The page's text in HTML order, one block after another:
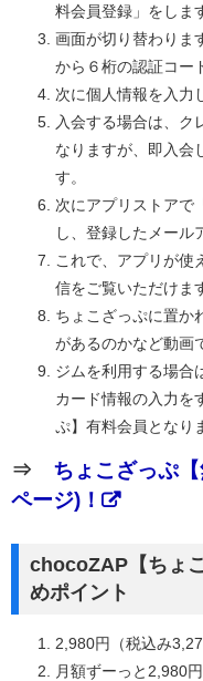
料会員登録」をしま
画面が切り替わりま
から６桁の認証コー
次に個人情報を入力
入会する場合は、ク
なりますが、即入会
す。
次にアプリストアで
し、登録したメール
これで、アプリが使
信をご覧いただけま
ちょこざっぷに置か
があるのかなど動画
ジムを利用する場合
カード情報の入力を
ぷ】有料会員となり
⇒ ちょこざっぷ
ページ)！
chocoZAP【ちょ
めポイント
2,980円（税込み
月額ずーっと2,980